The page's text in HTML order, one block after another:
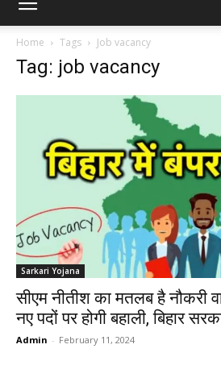
Home Tags Job vacancy
Tag: job vacancy
Sarkari Yojana
सीएम नीतीश का मतलब है नौकरी
नए पदों पर होगी बहाली, बिहार
Admin - February 11, 2024